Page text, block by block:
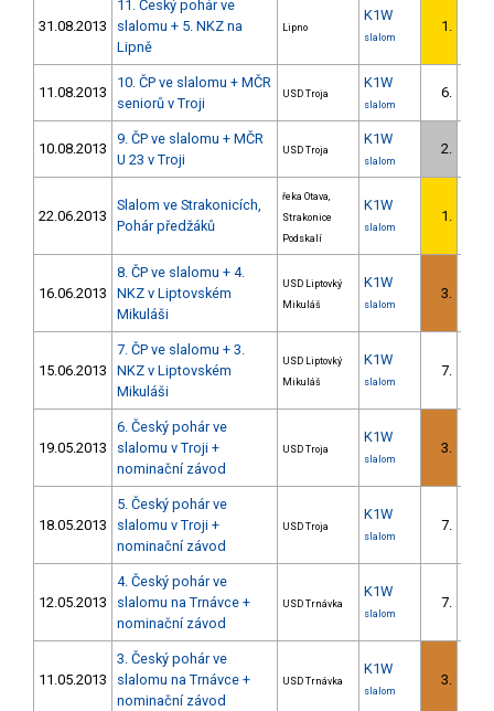
31.08.2013
11. Český pohár ve
slalomu + 5. NKZ na
Lipně
Lipno
K1W
slalom
1.
11.08.2013
10. ČP ve slalomu + MČR
seniorů v Troji
USD Troja
K1W
slalom
6.
10.08.2013
9. ČP ve slalomu + MČR
U 23 v Troji
USD Troja
K1W
slalom
2.
22.06.2013
Slalom ve Strakonicích,
Pohár předžáků
řeka Otava,
Strakonice
Podskalí
K1W
slalom
1.
16.06.2013
8. ČP ve slalomu + 4.
NKZ v Liptovském
Mikuláši
USD Liptovký
Mikuláš
K1W
slalom
3.
15.06.2013
7. ČP ve slalomu + 3.
NKZ v Liptovském
Mikuláši
USD Liptovký
Mikuláš
K1W
slalom
7.
19.05.2013
6. Český pohár ve
slalomu v Troji +
nominační závod
USD Troja
K1W
slalom
3.
18.05.2013
5. Český pohár ve
slalomu v Troji +
nominační závod
USD Troja
K1W
slalom
7.
12.05.2013
4. Český pohár ve
slalomu na Trnávce +
nominační závod
USD Trnávka
K1W
slalom
7.
11.05.2013
3. Český pohár ve
slalomu na Trnávce +
nominační závod
USD Trnávka
K1W
slalom
3.